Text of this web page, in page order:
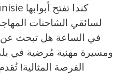
في الساعة هل تبحث
ومسيرة مهنية مُرضية في
الفرصة المثالية!